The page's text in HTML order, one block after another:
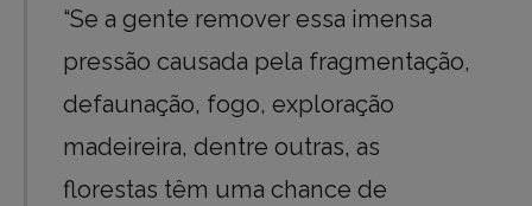
“Se a gente remover essa imensa
pressão causada pela fragmentação,
defaunação, fogo, exploração
madeireira, dentre outras, as
florestas têm uma chance de